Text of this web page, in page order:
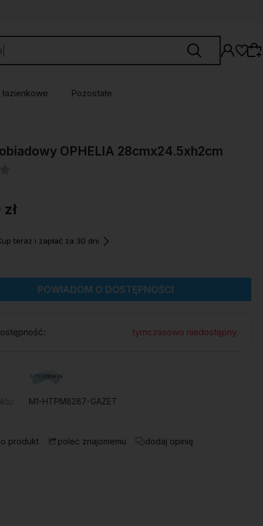
oferty lub zaloguj się, aby przywrócić dodane
Pozostałe
OPHELIA 28cmx24.5xh2cm
teraz i zapłać za 30 dni
POWIADOM O DOSTĘPNOŚCI
tymczasowo niedostępny
M1-HTPM8287-GAZET
produkt poleć znajomemu dodaj opinię